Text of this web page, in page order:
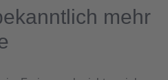
mehr